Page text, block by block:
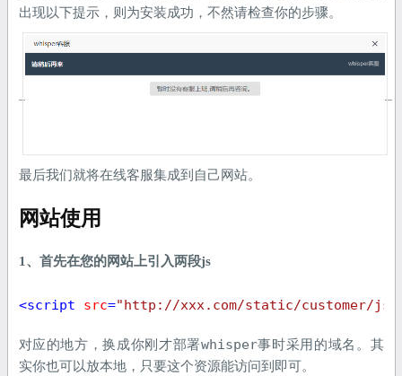
出现以下提示，则为安装成功，不然请检查你的步骤。
最后我们就将在线客服集成到自己网站。
网站使用
1、首先在您的网站上引入两段js
<script src="http://xxx.com/static/customer/
对应的地方，换成你刚才部署whisper事时采用的域名。其
实你也可以放本地，只要这个资源能访问到即可。